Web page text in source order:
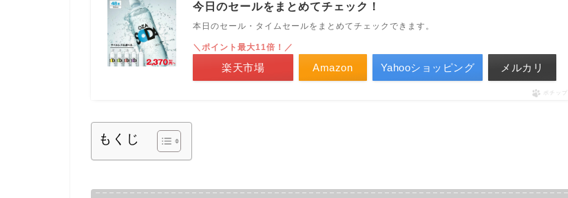
今日のセールをまとめてチェック！
本日のセール・タイムセールをまとめてチェックできます。
Amazon
＼ポイント最大11倍！／
楽天市場 Yahooショッピング メルカリ
ポチップ
もくじ